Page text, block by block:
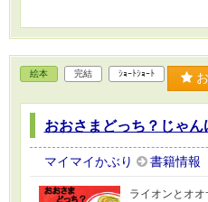
絵本 完結 ｼｮｰﾄｼｮｰﾄ
おおさまどっち？じゃん
マイマイかぶり 書籍情報
ライオンとオ